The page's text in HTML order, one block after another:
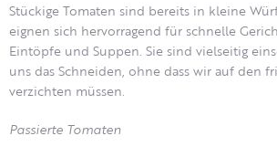
Stückige Tomaten sind bereits in kleine
eignen sich hervorragend für schnelle
Eintöpfe und Suppen. Sie sind vielseitig
uns das Schneiden, ohne dass wir auf den
verzichten müssen.
Passierte Tomaten